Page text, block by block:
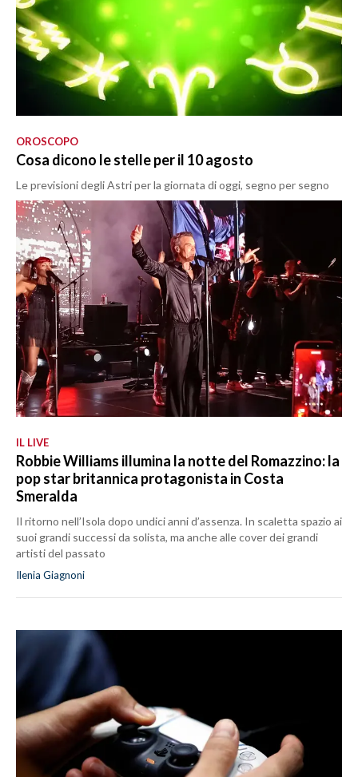
OROSCOPO
Cosa dicono le stelle per il 10 agosto
Le previsioni degli Astri per la giornata di oggi, segno per segno
IL LIVE
Robbie Williams illumina la notte del Romazzino: la
pop star britannica protagonista in Costa
Smeralda
Il ritorno nell’Isola dopo undici anni d’assenza. In scaletta spazio ai
suoi grandi successi da solista, ma anche alle cover dei grandi
artisti del passato
Ilenia Giagnoni